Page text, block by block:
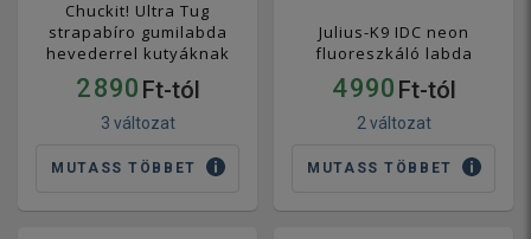
Chuckit! Ultra Tug
strapabíro gumilabda
hevederrel kutyáknak
2 890 Ft-tól
3 változat
MUTASS TÖBBET
Julius-K9 IDC neon
fluoreszkáló labda
4 990 Ft-tól
2 változat
MUTASS TÖBBET